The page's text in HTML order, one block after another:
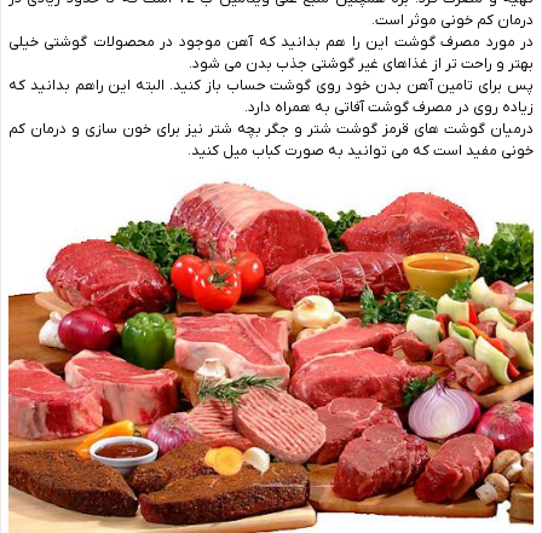
درمان کم خونی موثر است.
در مورد مصرف گوشت این را هم بدانید که آهن موجود در محصولات گوشتی خیلی
بهتر و راحت تر از غذاهای غیر گوشتی جذب بدن می شود.
پس برای تامین آهن بدن خود روی گوشت حساب باز کنید. البته این راهم بدانید که
زیاده روی در مصرف گوشت آفاتی به همراه دارد.
درمیان گوشت های قرمز گوشت شتر و جگر بچه شتر نیز برای خون سازی و درمان کم
خونی مفید است که می توانید به صورت کباب میل کنید.